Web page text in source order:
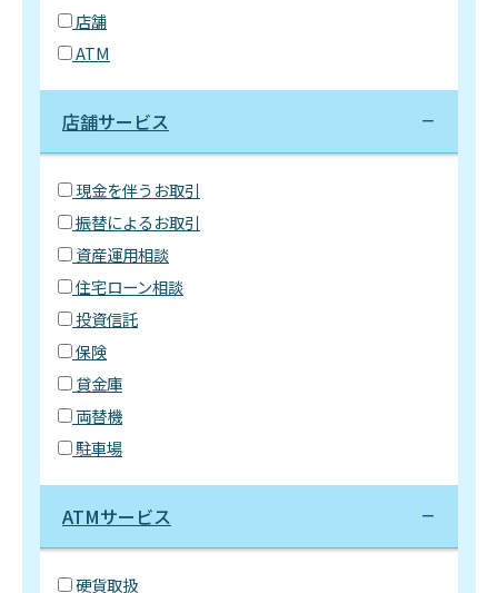
店舗
ATM
店舗サービス
現金を伴うお取引
振替によるお取引
資産運用相談
住宅ローン相談
投資信託
保険
貸金庫
両替機
駐車場
ATMサービス
硬貨取扱